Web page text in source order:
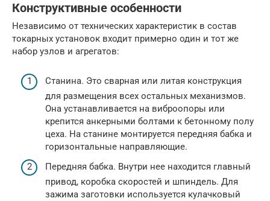
Конструктивные особенности
Независимо от технических характеристик в состав
токарных установок входит примерно один и тот же
набор узлов и агрегатов:
Станина. Это сварная или литая конструкция
для размещения всех остальных механизмов.
Она устанавливается на виброопоры или
крепится анкерными болтами к бетонному полу
цеха. На станине монтируется передняя бабка и
горизонтальные направляющие.
Передняя бабка. Внутри нее находится главный
привод, коробка скоростей и шпиндель. Для
зажима заготовки используется кулачковый